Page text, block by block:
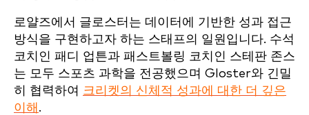
로얄즈에서 글로스터는 데이터에 기반한 성과 접근
방식을 구현하고자 하는 스태프의 일원입니다. 수석
코치인 패디 업튼과 패스트볼링 코치인 스테판 존스
는 모두 스포츠 과학을 전공했으며 Gloster와 긴밀
히 협력하여 크리켓의 신체적 성과에 대한 더 깊은
이해 .